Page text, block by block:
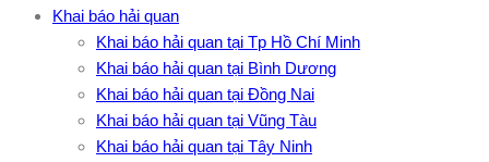
Khai báo hải quan
Khai báo hải quan tại Tp Hồ Chí Minh
Khai báo hải quan tại Bình Dương
Khai báo hải quan tại Đồng Nai
Khai báo hải quan tại Vũng Tàu
Khai báo hải quan tại Tây Ninh